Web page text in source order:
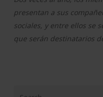
presentan a sus
sociales, y entre ellos se
que serán destinatarios